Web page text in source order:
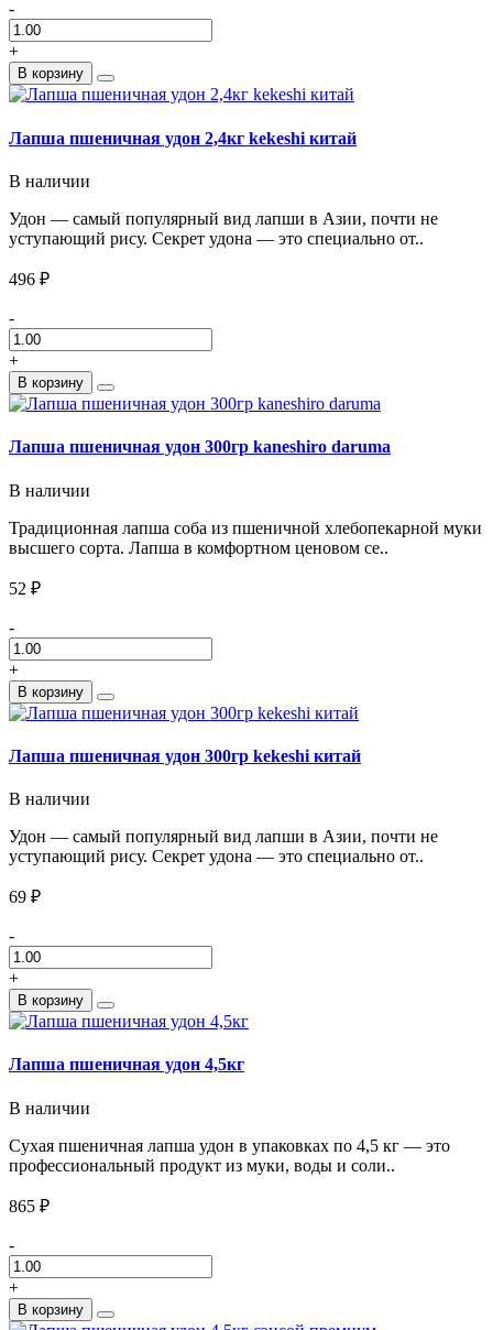
-
+
В корзину
Лапша пшеничная удон 2,4кг kekeshi китай
В наличии
Удон — самый популярный вид лапши в Азии, почти не
уступающий рису. Секрет удона — это специально от..
496 ₽
-
+
В корзину
Лапша пшеничная удон 300гр kaneshiro daruma
В наличии
Традиционная лапша соба из пшеничной хлебопекарной муки
высшего сорта. Лапша в комфортном ценовом се..
52 ₽
-
+
В корзину
Лапша пшеничная удон 300гр kekeshi китай
В наличии
Удон — самый популярный вид лапши в Азии, почти не
уступающий рису. Секрет удона — это специально от..
69 ₽
-
+
В корзину
Лапша пшеничная удон 4,5кг
В наличии
Сухая пшеничная лапша удон в упаковках по 4,5 кг — это
профессиональный продукт из муки, воды и соли..
865 ₽
-
+
В корзину